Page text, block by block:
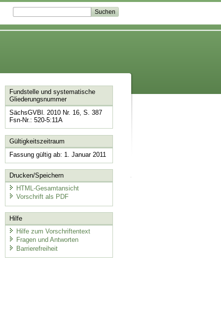
Fundstelle und systematische
Gliederungsnummer
SächsGVBl. 2010 Nr. 16, S. 387
Fsn-Nr.: 520-5:11A
Gültigkeitszeitraum
Fassung gültig ab: 1. Januar 2011
Drucken/Speichern
HTML-Gesamtansicht
Vorschrift als PDF
Hilfe
Hilfe zum Vorschriftentext
Fragen und Antworten
Barrierefreiheit